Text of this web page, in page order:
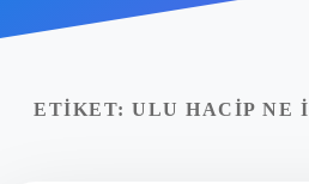
Yasal Uyarı
ETIKET: ULU HACIP NE